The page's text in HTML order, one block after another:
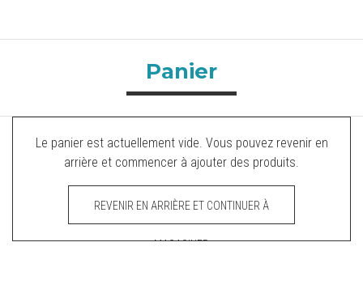
Panier
Le panier est actuellement vide. Vous pouvez revenir en
arrière et commencer à ajouter des produits.
REVENIR EN ARRIÈRE ET CONTINUER À
MAGASINER